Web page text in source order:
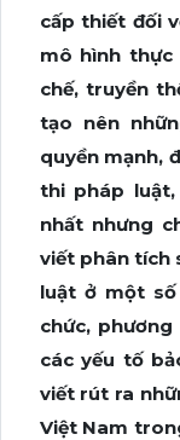
cấp thiết đối
mô hình
chế, truyền
tạo nên
quyền mạnh,
thi pháp
nhất nhưng
viết phân tích
luật ở một
chức,
các yếu tố
viết rút ra
Việt Nam